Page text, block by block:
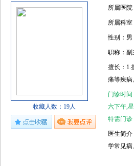
收藏人数：19人
所属医
所属科
性别：男
职称：副
擅长：1.
痛等疾病
门诊时
六下午,
特需门诊
医生简
学常见病